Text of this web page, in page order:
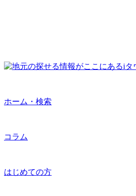
ホーム・検索
コラム
はじめての方